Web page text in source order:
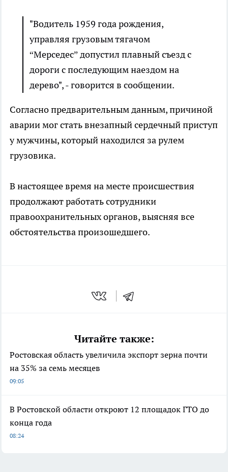
"Водитель 1959 года рождения,
управляя грузовым тягачом
“Мерседес” допустил плавный съезд с
дороги с последующим наездом на
дерево", - говорится в сообщении.
Согласно предварительным данным, причиной
аварии мог стать внезапный сердечный приступ
у мужчины, который находился за рулем
грузовика.
В настоящее время на месте происшествия
продолжают работать сотрудники
правоохранительных органов, выясняя все
обстоятельства произошедшего.
Читайте также:
Ростовская область увеличила экспорт зерна почти
на 35% за семь месяцев
09:05
В Ростовской области откроют 12 площадок ГТО до
конца года
08:24